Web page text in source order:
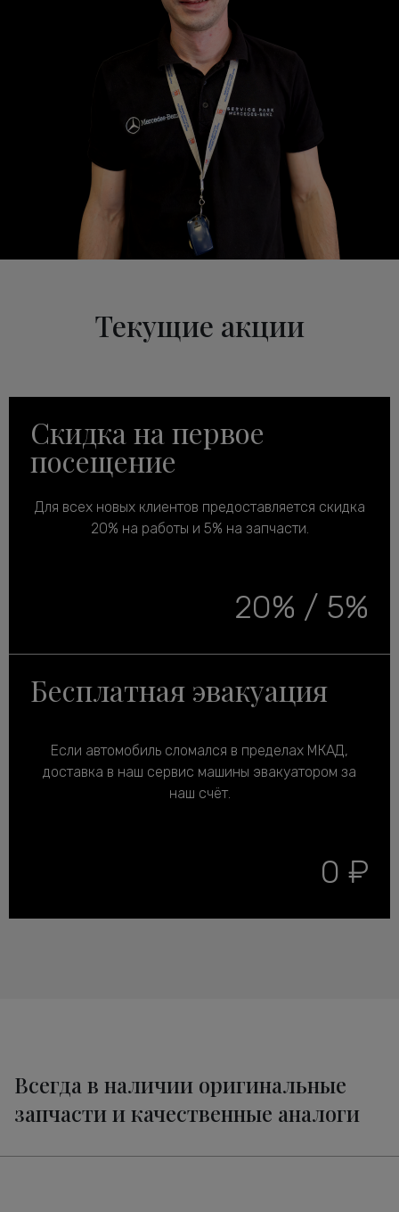
Текущие акции
Скидка на первое
посещение
Для всех новых клиентов предоставляется скидка
20% на работы и 5% на запчасти.
20% / 5%
Бесплатная эвакуация
Если автомобиль сломался в пределах МКАД,
доставка в наш сервис машины эвакуатором за
наш счёт.
0 ₽
Всегда в наличии оригинальные
запчасти и качественные аналоги